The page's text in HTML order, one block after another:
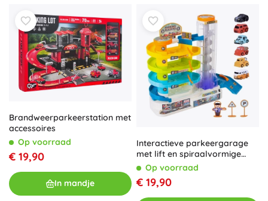
Brandweerparkeerstation met
accessoires
Op voorraad
€ 19,90
In mandje
Interactieve parkeergarage
met lift en spiraalvormige
ramp voor kinderen
Op voorraad
€ 19,90